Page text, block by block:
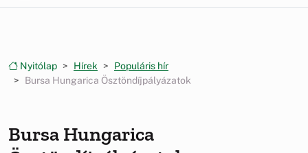
Nyitólap Hírek
Populáris hír
Bursa Hungarica Ösztöndíjpályázatok
Bursa Hungarica